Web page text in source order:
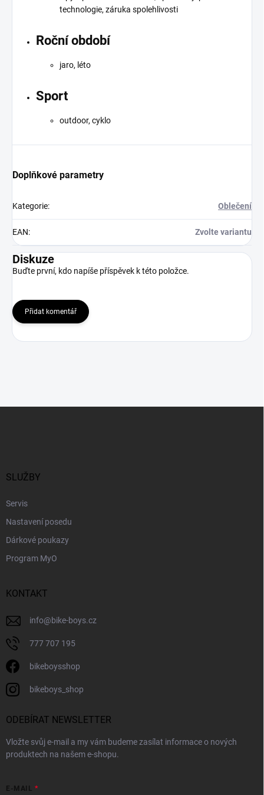
technologie, záruka spolehlivosti
Roční období
jaro, léto
Sport
outdoor, cyklo
Doplňkové parametry
Kategorie: Oblečení
EAN: Zvolte variantu
Diskuze
Buďte první, kdo napíše příspěvek k této položce.
Přidat komentář
SLUŽBY
Servis
Nastavení posedu
Dárkové poukazy
Program MyO
KONTAKT
info@bike-boys.cz
777 707 195
bikeboysshop
bikeboys_shop
ODEBÍRAT NEWSLETTER
Vložte svůj e-mail a my vám budeme zasílat informace o nových
produktech na našem e-shopu.
E-MAIL